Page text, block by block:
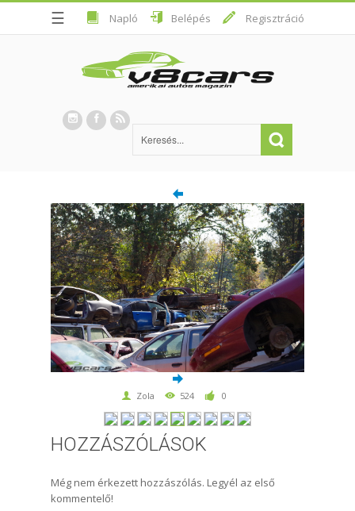
☰ Napló Belépés Regisztráció
Zola 524 0
HOZZÁSZÓLÁSOK
Még nem érkezett hozzászólás. Legyél az első
kommentelő!